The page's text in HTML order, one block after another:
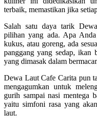
terbaik, memastikan jika
Salah satu daya tarik
pilihan yang ada. Apa
kukus, atau goreng, ada
panggang yang sedap, ikan
yang dimasak dalam
Dewa Laut Cafe Carita pun
mengagumkan untuk
gurih sampai nasi mentega
yaitu simfoni rasa yang
laut.